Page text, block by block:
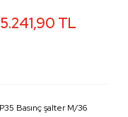
5.241,90 TL